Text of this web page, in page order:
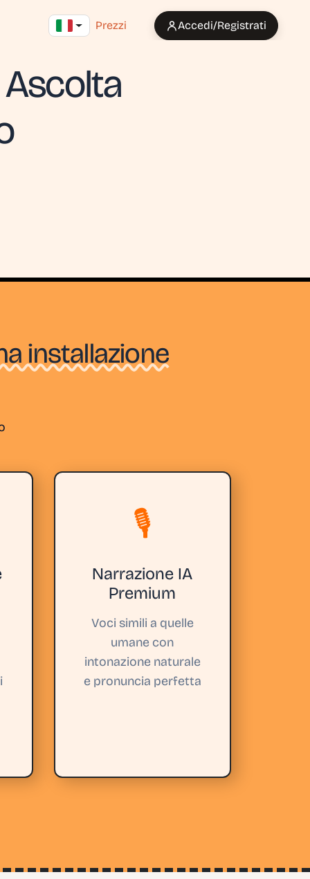
Prezzi Accedi/Registrati
installazione
🎙️
Narrazione IA
Premium
Voci simili a quelle
umane con
intonazione naturale
e pronuncia perfetta